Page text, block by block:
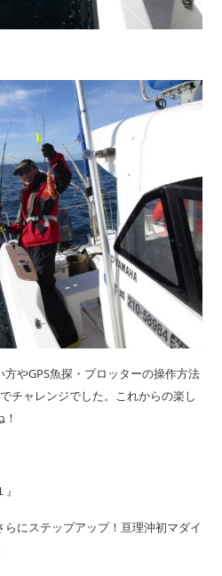
やGPS魚探・プロッターの操作方法
チャレンジでした。これからの楽し
にステップアップ！亘理沖初マダイ